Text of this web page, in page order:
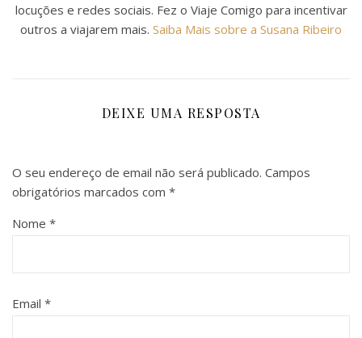
locuções e redes sociais. Fez o Viaje Comigo para incentivar
outros a viajarem mais. Saiba Mais sobre a Susana Ribeiro
DEIXE UMA RESPOSTA
O seu endereço de email não será publicado. Campos
obrigatórios marcados com *
Nome *
Email *